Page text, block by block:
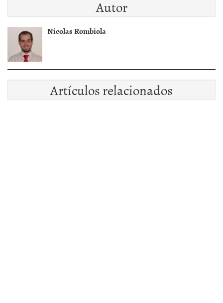
Autor
Nicolas Rombiola
Artículos relacionados